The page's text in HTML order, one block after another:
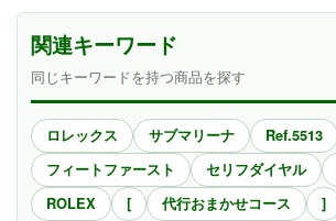
関連キーワード
同じキーワードを持つ商品を探す
ロレックス サブマリーナ Ref.5513
フィートファースト
セリフダイヤル
ROLEX
[ 代行おまかせコース ]